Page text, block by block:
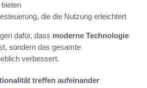
die die Nutzung erleichtert
dafür, dass moderne Technologie
sondern das gesamte
verbessert.
treffen aufeinander